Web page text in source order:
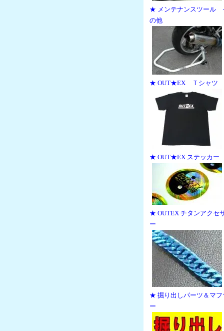
★ メンテナンスツール
の他
★ OUT★EX Ｔシャツ
★ OUT★EX ステッカー
★ OUTEX チタンアクセ
ー
★ 掘り出しパーツ＆マフ
ー